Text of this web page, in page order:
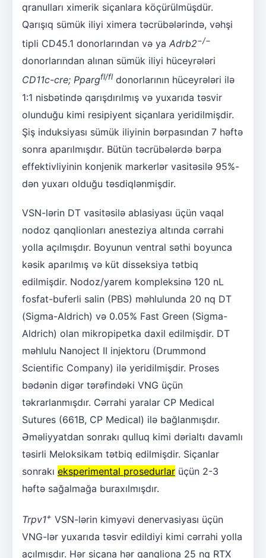
qranulları ximerik siçanlara köçürülmüşdür.
Qarışıq sümük iliyi ximera təcrübələrində, vəhşi
tipli CD45.1 donorlarından və ya Adrb2−/−
donorlarından alınan sümük iliyi hüceyrələri
CD11c-cre; Ppargfl/fl donorlarının hüceyrələri ilə
1:1 nisbətində qarışdırılmış və yuxarıda təsvir
olunduğu kimi resipiyent siçanlara yeridilmişdir.
Şiş induksiyası sümük iliyinin bərpasından 7 həftə
sonra aparılmışdır. Bütün təcrübələrdə bərpa
effektivliyinin konjenik markerlər vasitəsilə 95%-
dən yuxarı olduğu təsdiqlənmişdir.
VSN-lərin DT vasitəsilə ablasiyası üçün vaqal
nodoz qanqlionları anesteziya altında cərrahi
yolla açılmışdır. Boyunun ventral səthi boyunca
kəsik aparılmış və küt disseksiya tətbiq
edilmişdir. Nodoz/yarem kompleksinə 120 nL
fosfat-buferli salin (PBS) məhlulunda 20 nq DT
(Sigma-Aldrich) və 0.05% Fast Green (Sigma-
Aldrich) olan mikropipetka daxil edilmişdir. DT
məhlulu Nanoject II injektoru (Drummond
Scientific Company) ilə yeridilmişdir. Proses
bədənin digər tərəfindəki VNG üçün
təkrarlanmışdır. Cərrahi yaralar CP Medical
Sutures (661B, CP Medical) ilə bağlanmışdır.
Əməliyyatdan sonrakı qulluq kimi dərialtı davamlı
təsirli Meloksikam tətbiq edilmişdir. Siçanlar
sonrakı eksperimental prosedurlar üçün 2-3
həftə sağalmağa buraxılmışdır.
Trpv1+ VSN-lərin kimyəvi denervasiyası üçün
VNG-lər yuxarıda təsvir edildiyi kimi cərrahi yolla
açılmışdır. Hər siçana hər qanqliona 25 nq RTX